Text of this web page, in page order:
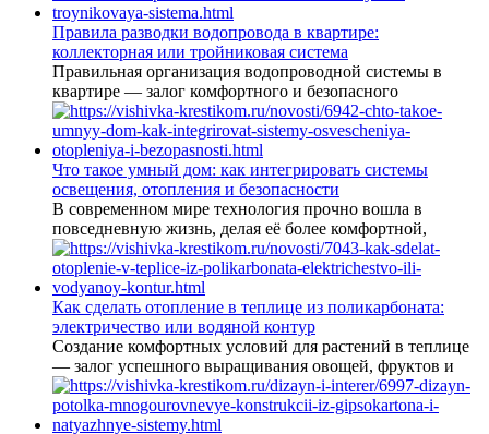
Правила разводки водопровода в квартире:
коллекторная или тройниковая система
Правильная организация водопроводной системы в
квартире — залог комфортного и безопасного
Что такое умный дом: как интегрировать системы
освещения, отопления и безопасности
В современном мире технология прочно вошла в
повседневную жизнь, делая её более комфортной,
Как сделать отопление в теплице из поликарбоната:
электричество или водяной контур
Создание комфортных условий для растений в теплице
— залог успешного выращивания овощей, фруктов и